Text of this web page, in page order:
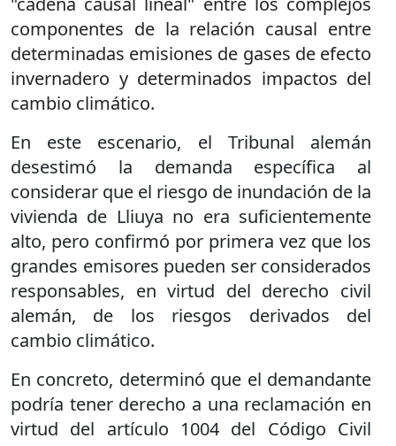
componentes de la relación causal entre
determinadas emisiones de gases de efecto
invernadero y determinados impactos del
cambio climático.
En este escenario, el Tribunal alemán
desestimó la demanda específica al
considerar que el riesgo de inundación de la
vivienda de Lliuya no era suficientemente
alto, pero confirmó por primera vez que los
grandes emisores pueden ser considerados
responsables, en virtud del derecho civil
alemán, de los riesgos derivados del
cambio climático.
En concreto, determinó que el demandante
podría tener derecho a una reclamación en
virtud del artículo 1004 del Código Civil